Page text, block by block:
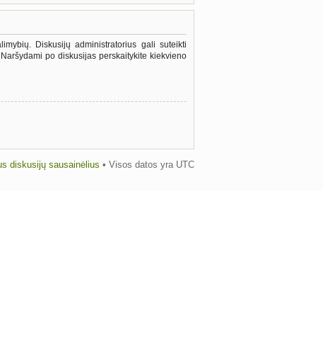
Diskusijų administratorius gali suteikti
po diskusijas perskaitykite kiekvieno
diskusijų sausainėlius • Visos datos yra UTC